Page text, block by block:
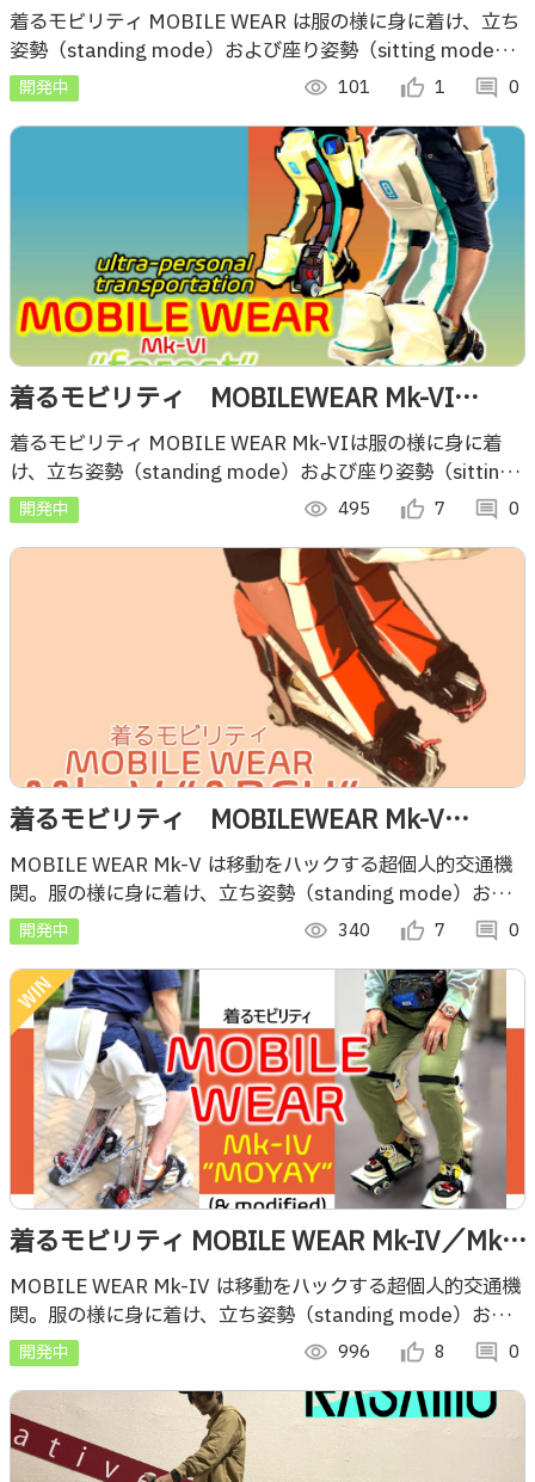
“ULTRA”
着るモビリティ MOBILE WEAR は服の様に身に着け、立ち
姿勢（standing mode）および座り姿勢（sitting mode）
で移動することができる超個人的交通機関です。
開発中 visibility 101 thumb_up_alt 1 comment 0
着るモビリティ MOBILEWEAR Mk-VI
“forest”
着るモビリティ MOBILE WEAR Mk-VIは服の様に身に着
け、立ち姿勢（standing mode）および座り姿勢（sitting
mode）で移動することができる超個人的交通機関です。
開発中 visibility 495 thumb_up_alt 7 comment 0
着るモビリティ MOBILEWEAR Mk-V
“ARCH”
MOBILE WEAR Mk-V は移動をハックする超個人的交通機
関。服の様に身に着け、立ち姿勢（standing mode）およ
び座り姿勢（sitting mode）で移動することができます。
開発中 visibility 340 thumb_up_alt 7 comment 0
着るモビリティ MOBILE WEAR Mk-IV／Mk-
IV改 "MOYAY"
MOBILE WEAR Mk-IV は移動をハックする超個人的交通機
関。服の様に身に着け、立ち姿勢（standing mode）およ
び座り姿勢（sitting mode）で移動することができます。
開発中 visibility 996 thumb_up_alt 8 comment 0